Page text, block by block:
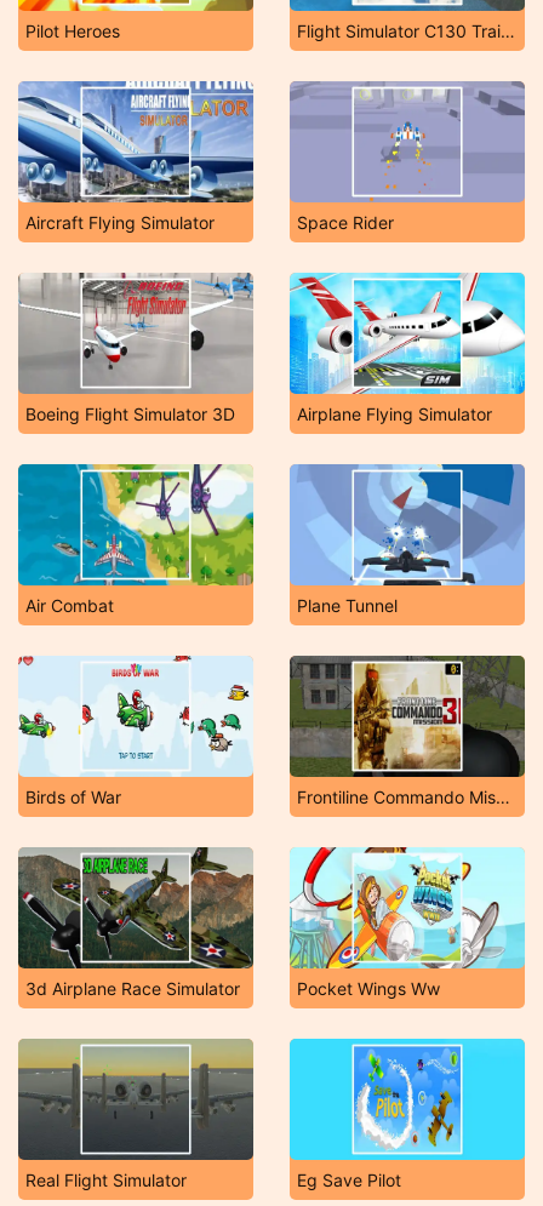
Pilot Heroes Flight Simulator C130 Training
Aircraft Flying Simulator Space Rider
Boeing Flight Simulator 3D Airplane Flying Simulator
Air Combat Plane Tunnel
Birds of War Frontiline Commando Mission 3D
3d Airplane Race Simulator Pocket Wings Ww
Real Flight Simulator Eg Save Pilot